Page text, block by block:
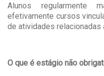
Alunos regularmente
efetivamente cursos
de atividades relacionadas
O que é estágio não